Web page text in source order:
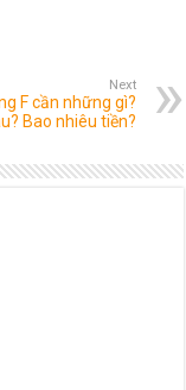
Next
F cần những gì?
Bao nhiêu tiền?